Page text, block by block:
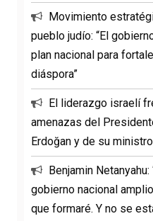
Movimiento
pueblo judío: “El
plan nacional para
diáspora”
El liderazgo israelí
amenazas del
Erdoğan y de su
Benjamin
gobierno nacional
que formaré. Y no se